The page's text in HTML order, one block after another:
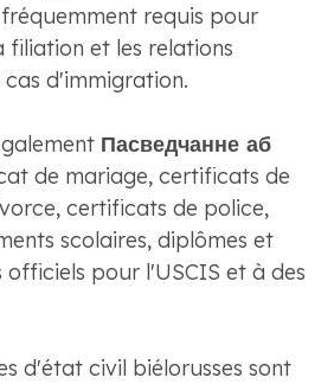
requis pour
et les relations
cas d'immigration.
Пасведчанне аб
de mariage, certificats de
certificats de police,
scolaires, diplômes et
pour l'USCIS et à des
d'état civil biélorusses sont